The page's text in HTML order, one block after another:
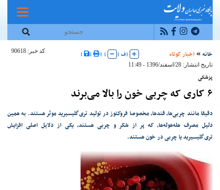
خانه اخبار کوتاه |ف |
|
|
|
|
کد خبر: 90618
تاریخ انتشار: 28/اسفند/1396 - 11:49
پزشکی
۶ کاری که چربی خون را بالا می‌برند
دقیقا مانند چربی‌ها، قندها، مخصوصا فروکتوز در تولید تری‌گلیسیرید موثر هستند. به همین
دلیل مصرف هله‌هوله‌ها، که پر از شکر و چربی هستند، یکی از دلایل اصلی افزایش
تری‌گلیسیرید یا چربی در خون هستند.